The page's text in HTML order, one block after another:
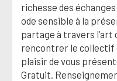
richesse des
ode sensible à la
partage à travers
rencontrer le collectif
plaisir de vous
Gratuit.